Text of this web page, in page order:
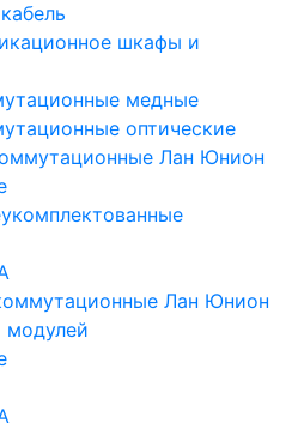
шкафы и
медные
оптические
Лан Юнион
Лан Юнион
модулей